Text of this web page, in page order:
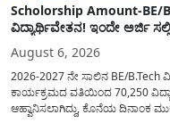
Scholorship Amount-BE/
ವಿದ್ಯಾರ್ಥಿವೇತನ! ಇಂದೇ ಅರ್ಜಿ
August 6, 2026
2026-2027 ನೇ ಸಾಲಿನ BE/B.Tech
ಕಾರ್ಯಕ್ರಮದ ವತಿಯಿಂದ 70,250
ಆಹ್ವಾನಿಸಲಾಗಿದ್ದು, ಕೊನೆಯ ದಿನಾಂಕ